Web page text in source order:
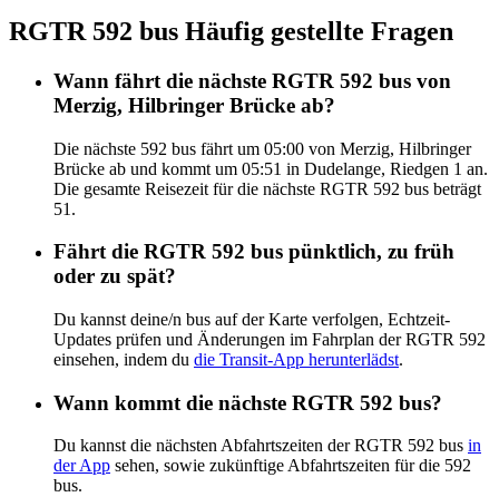
RGTR 592 bus Häufig gestellte Fragen
Wann fährt die nächste RGTR 592 bus von
Merzig, Hilbringer Brücke ab?
Die nächste 592 bus fährt um 05:00 von Merzig, Hilbringer
Brücke ab und kommt um 05:51 in Dudelange, Riedgen 1 an.
Die gesamte Reisezeit für die nächste RGTR 592 bus beträgt
51.
Fährt die RGTR 592 bus pünktlich, zu früh
oder zu spät?
Du kannst deine/n bus auf der Karte verfolgen, Echtzeit-
Updates prüfen und Änderungen im Fahrplan der RGTR 592
einsehen, indem du die Transit-App herunterlädst.
Wann kommt die nächste RGTR 592 bus?
Du kannst die nächsten Abfahrtszeiten der RGTR 592 bus in
der App sehen, sowie zukünftige Abfahrtszeiten für die 592
bus.